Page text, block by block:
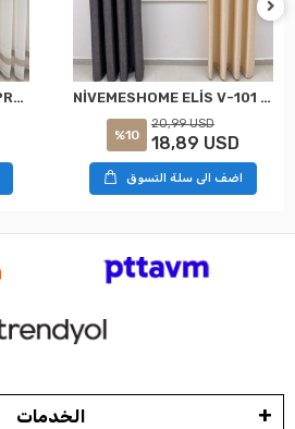
NİVEMESHOME ELİS TOPRAK FON PERDE 1/3 SIK PİLELİ PERDE APM NİVEMESHOME ELİS V-101 FON PERDE 1/3 SIK PİLELİ PERDE APM
%10
20,99 USD
18,89 USD
اضف الى سلة التسوق
الخدمات